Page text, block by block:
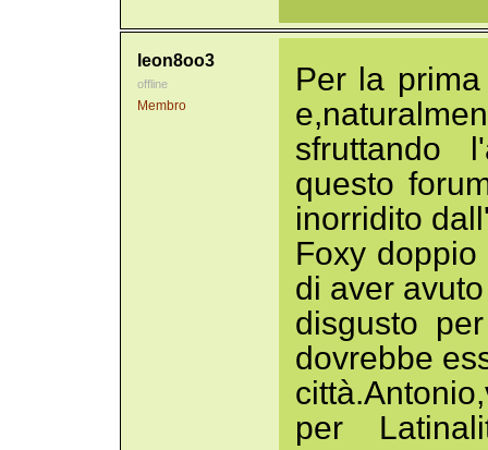
leon8oo3
offline
Membro
Per la
sfruttando
questo
inorridito
Foxy
di aver
disgusto
dovrebbe
per